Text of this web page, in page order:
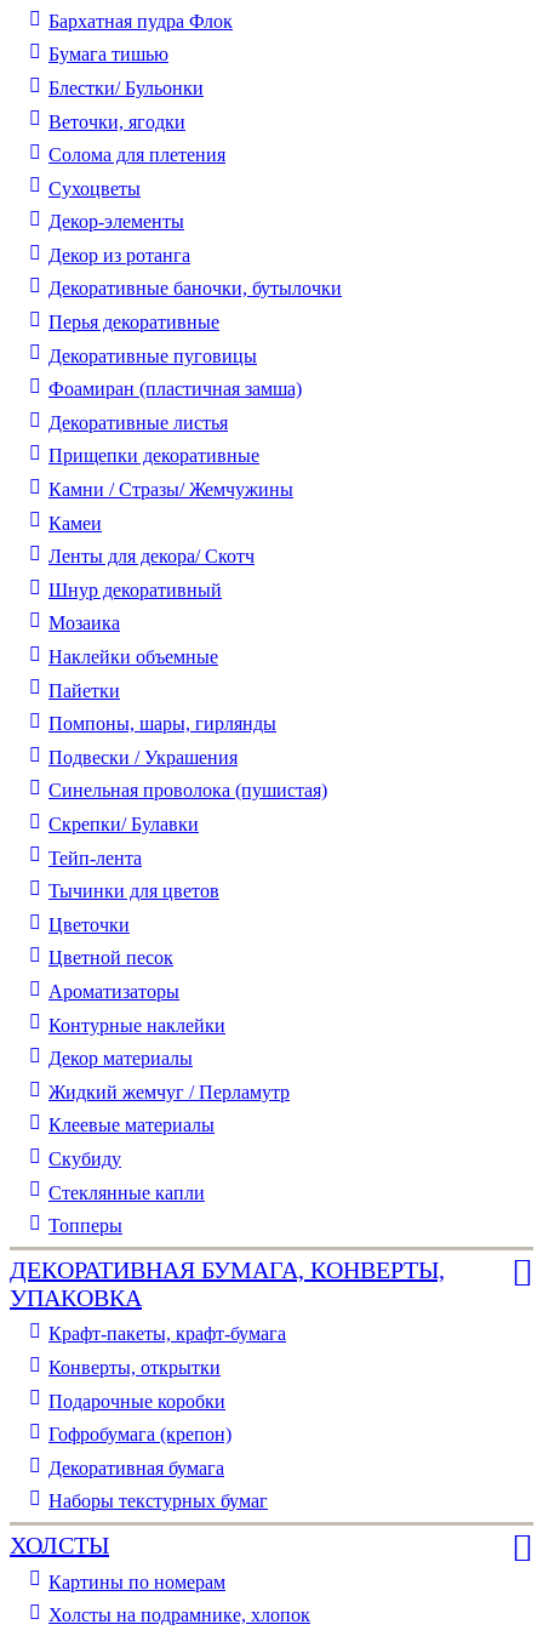
Бархатная пудра Флок
Бумага тишью
Блестки/ Бульонки
Веточки, ягодки
Солома для плетения
Cухоцветы
Декор-элементы
Декор из ротанга
Декоративные баночки, бутылочки
Перья декоративные
Декоративные пуговицы
Фоамиран (пластичная замша)
Декоративные листья
Прищепки декоративные
Камни / Cтразы/ Жемчужины
Камеи
Ленты для декора/ Скотч
Шнур декоративный
Мозаика
Наклейки объемные
Пайетки
Помпоны, шары, гирлянды
Подвески / Украшения
Синельная проволока (пушистая)
Скрепки/ Булавки
Тейп-лента
Тычинки для цветов
Цветочки
Цветной песок
Ароматизаторы
Контурные наклейки
Декор материалы
Жидкий жемчуг / Перламутр
Клеевые материалы
Скубиду
Стеклянные капли
Топперы
ДЕКОРАТИВНАЯ БУМАГА, КОНВЕРТЫ,
УПАКОВКА
Крафт-пакеты, крафт-бумага
Конверты, открытки
Подарочные коробки
Гофробумага (крепон)
Декоративная бумага
Наборы текстурных бумаг
ХОЛСТЫ
Картины по номерам
Холсты на подрамнике, хлопок